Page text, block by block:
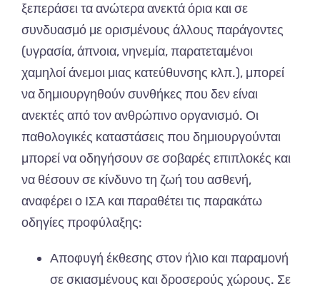
ξεπεράσει τα ανώτερα ανεκτά όρια και σε
συνδυασμό με ορισμένους άλλους παράγοντες
(υγρασία, άπνοια, νηνεμία, παρατεταμένοι
χαμηλοί άνεμοι μιας κατεύθυνσης κλπ.), μπορεί
να δημιουργηθούν συνθήκες που δεν είναι
ανεκτές από τον ανθρώπινο οργανισμό. Οι
παθολογικές καταστάσεις που δημιουργούνται
μπορεί να οδηγήσουν σε σοβαρές επιπλοκές και
να θέσουν σε κίνδυνο τη ζωή του ασθενή,
αναφέρει ο ΙΣΑ και παραθέτει τις παρακάτω
οδηγίες προφύλαξης:
Αποφυγή έκθεσης στον ήλιο και παραμονή
σε σκιασμένους και δροσερούς χώρους. Σε